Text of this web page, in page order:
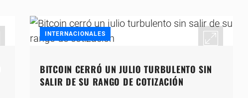
INTERNACIONALES
BITCOIN CERRÓ UN JULIO TURBULENTO SIN
SALIR DE SU RANGO DE COTIZACIÓN